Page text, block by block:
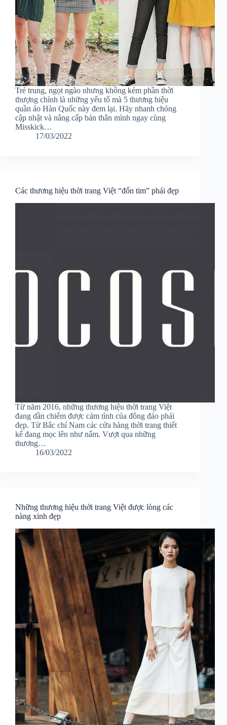
Trẻ trung, ngọt ngào nhưng không kém phần thời
thượng chính là những yếu tố mà 5 thương hiệu
quần áo Hàn Quốc này đem lại. Hãy nhanh chóng
cập nhật và nâng cấp bản thân mình ngay cùng
Misskick…
17/03/2022
Các thương hiệu thời trang Việt “đốn tim” phái đẹp
Từ năm 2016, những thương hiệu thời trang Việt
đang dần chiếm được cảm tình của đông đảo phái
đẹp. Từ Bắc chí Nam các cửa hàng thời trang thiết
kế đang mọc lên như nấm. Vượt qua những
thương…
16/03/2022
Những thương hiệu thời trang Việt được lòng các
nàng xinh đẹp